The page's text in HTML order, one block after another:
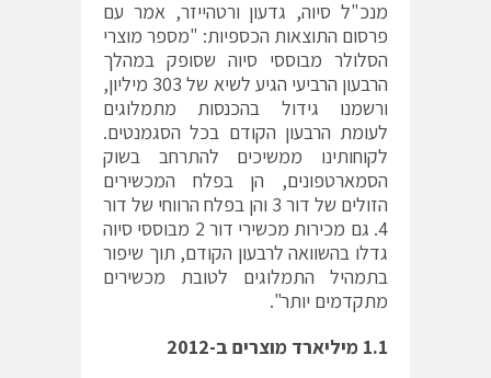
מנכ"ל סיוה, גדעון ורטהייזר, אמר עם
פרסום התוצאות הכספיות: "מספר מוצרי
הסלולר מבוססי סיוה שסופק במהלך
הרבעון הרביעי הגיע לשיא של 303 מיליון,
ורשמנו גידול בהכנסות מתמלוגים
לעומת הרבעון הקודם בכל הסגמנטים.
לקוחותינו ממשיכים להתרחב בשוק
הסמארטפונים, הן בפלח המכשירים
הזולים של דור 3 והן בפלח הרווחי של דור
4. גם מכירות מכשירי דור 2 מבוססי סיוה
גדלו בהשוואה לרבעון הקודם, תוך שיפור
בתמהיל התמלוגים לטובת מכשירים
מתקדמים יותר".
1.1 מיליארד מוצרים ב-2012